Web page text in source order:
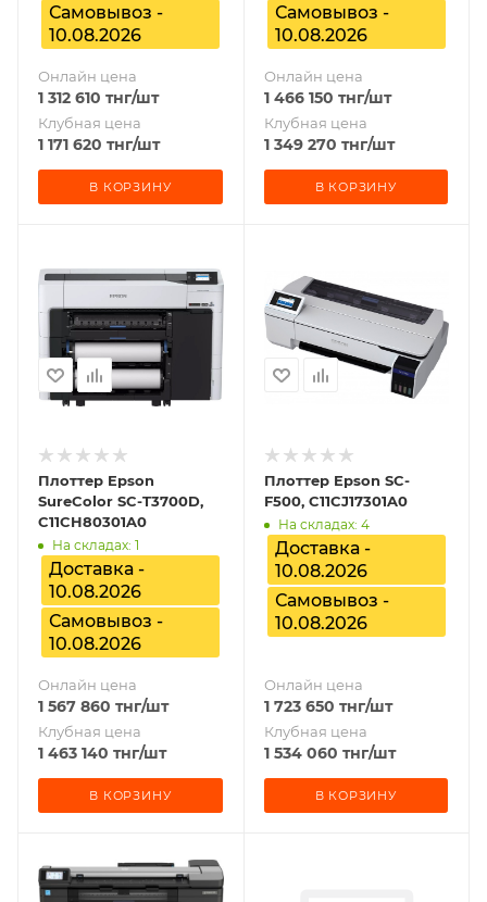
Самовывоз -
10.08.2026
Онлайн цена
1 312 610 тнг/шт
Клубная цена
1 171 620 тнг/шт
В КОРЗИНУ
Самовывоз -
10.08.2026
Онлайн цена
1 466 150 тнг/шт
Клубная цена
1 349 270 тнг/шт
В КОРЗИНУ
Плоттер Epson
SureColor SC-T3700D,
C11CH80301A0
На складах: 1
Доставка -
10.08.2026
Самовывоз -
10.08.2026
Онлайн цена
1 567 860 тнг/шт
Клубная цена
1 463 140 тнг/шт
В КОРЗИНУ
Плоттер Epson SC-
F500, C11CJ17301A0
На складах: 4
Доставка -
10.08.2026
Самовывоз -
10.08.2026
Онлайн цена
1 723 650 тнг/шт
Клубная цена
1 534 060 тнг/шт
В КОРЗИНУ